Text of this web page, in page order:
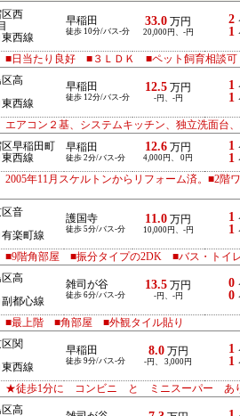
西
西線
早稲田
徒歩 10分/バス-分
33.0 万円
20,000円、-円
2
1
■日当たり良好 ■３ＬＤＫ ■ペット飼育相談可
高
西線
早稲田
徒歩 12分/バス-分
12.5 万円
-円、-円
1
1
アコン２基、システムキッチン、独立洗面台
早稲田町
西線
早稲田
徒歩 2分/バス-分
12.6 万円
4,000円、 0円
1
1
年11月スケルトンからリフォーム済。■2
音
楽町線
護国寺
徒歩 5分/バス-分
11.0 万円
10,000円、-円
1
1
■9階角部屋 ■振分タイプの2DK ■バス・トイ
高
都心線
雑司が谷
徒歩 6分/バス-分
13.5 万円
-円、-円
0
0
■最上階 ■角部屋 ■外観タイル貼り
関
西線
早稲田
徒歩 9分/バス-分
8.0万円
-円、 3,000円
1
1
★徒歩1分に コンビニ と ミニスーパー あ
高